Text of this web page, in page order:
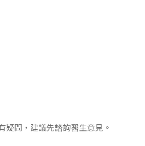
疑問，建議先諮詢醫生意見。